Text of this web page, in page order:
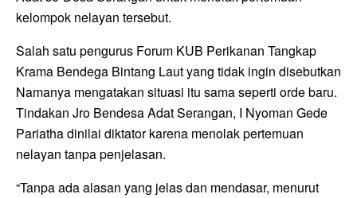
kelompok nelayan tersebut.
Salah satu pengurus Forum KUB Perikanan Tangkap
Krama Bendega Bintang Laut yang tidak ingin disebutkan
Namanya mengatakan situasi itu sama seperti orde baru.
Tindakan Jro Bendesa Adat Serangan, I Nyoman Gede
Pariatha dinilai diktator karena menolak pertemuan
nelayan tanpa penjelasan.
“Tanpa ada alasan yang jelas dan mendasar, menurut